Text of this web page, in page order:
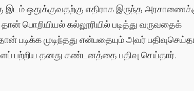
இடம் ஒதுக்குவதற்கு எதிராக இருந்த
பொறியியல் கல்லூரியில் படித்து வருவதைக்
படிக்க முடிந்தது என்பதையும் அவர்
பற்றிய தனது கண்டனத்தை பதிவு செய்தார்.